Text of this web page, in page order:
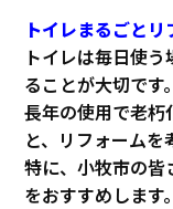
トイレまるごと
トイレは毎日使
ることが大切です。
長年の使用で老朽
と、リフォームを
特に、小牧市の皆
をおすすめします。